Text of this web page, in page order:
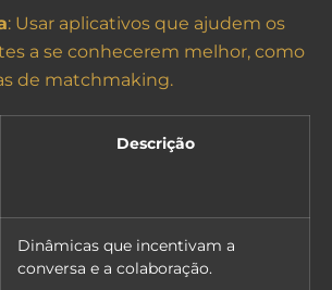
: Usar aplicativos que ajudem os
a se conhecerem melhor, como
de matchmaking.
Descrição
Dinâmicas que incentivam a
conversa e a colaboração.